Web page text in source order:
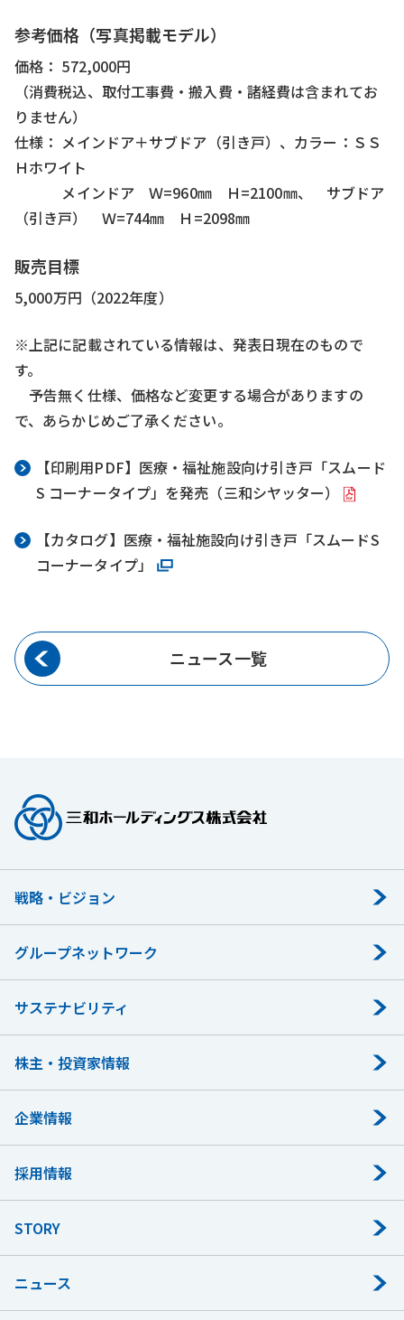
参考価格（写真掲載モデル）
価格： 572,000円
（消費税込、取付工事費・搬入費・諸経費は含まれてお
りません）
仕様： メインドア＋サブドア（引き戸）、カラー：ＳＳ
Ｈホワイト
メインドア Ｗ=960㎜ Ｈ=2100㎜、 サブドア
（引き戸） Ｗ=744㎜ Ｈ=2098㎜
販売目標
5,000万円（2022年度）
※上記に記載されている情報は、発表日現在のもので
す。
予告無く仕様、価格など変更する場合がありますの
で、あらかじめご了承ください。
【印刷用PDF】医療・福祉施設向け引き戸「スムード
S コーナータイプ」を発売（三和シヤッター）
【カタログ】医療・福祉施設向け引き戸「スムードS
コーナータイプ」
ニュース一覧
戦略・ビジョン
グループネットワーク
サステナビリティ
株主・投資家情報
企業情報
採用情報
STORY
ニュース